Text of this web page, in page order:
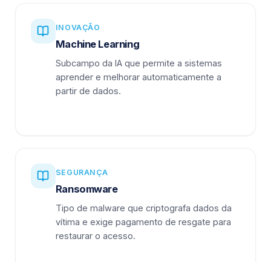
INOVAÇÃO
Machine Learning
Subcampo da IA que permite a sistemas
aprender e melhorar automaticamente a
partir de dados.
SEGURANÇA
Ransomware
Tipo de malware que criptografa dados da
vítima e exige pagamento de resgate para
restaurar o acesso.